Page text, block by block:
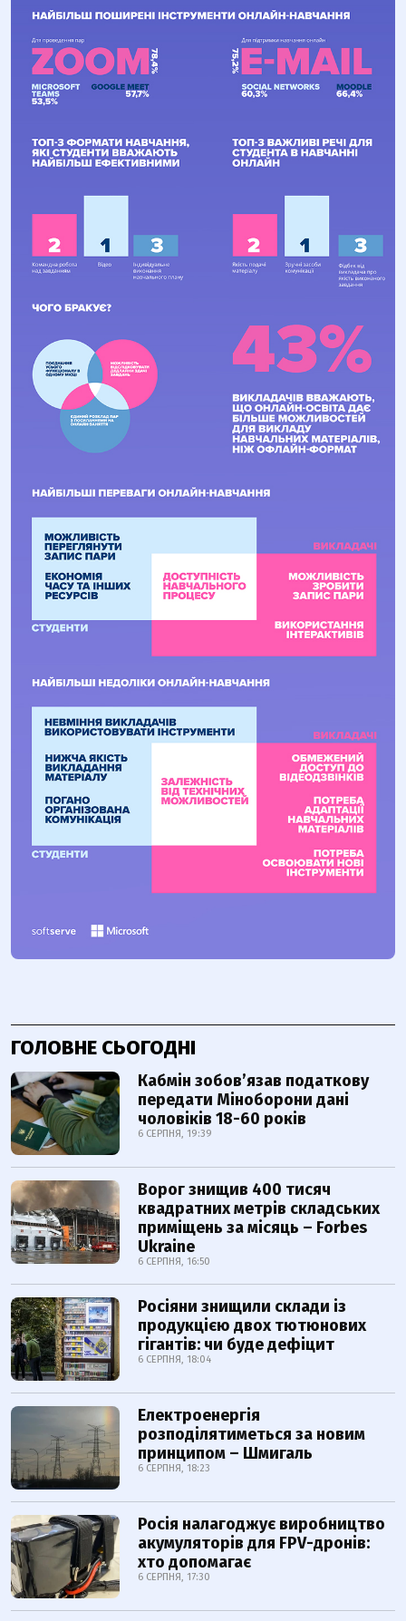
ГОЛОВНЕ СЬОГОДНІ
Кабмін зобовʼязав податкову
передати Міноборони дані
чоловіків 18-60 років
6 СЕРПНЯ, 19:39
Ворог знищив 400 тисяч
квадратних метрів складських
приміщень за місяць – Forbes
Ukraine
6 СЕРПНЯ, 16:50
Росіяни знищили склади із
продукцією двох тютюнових
гігантів: чи буде дефіцит
6 СЕРПНЯ, 18:04
Електроенергія
розподілятиметься за новим
принципом – Шмигаль
6 СЕРПНЯ, 18:23
Росія налагоджує виробництво
акумуляторів для FPV-дронів:
хто допомагає
6 СЕРПНЯ, 17:30